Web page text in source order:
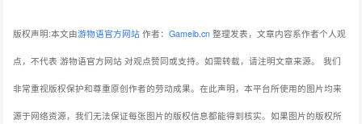
版权声明:本文由游物语官方网站 作者：Gameib.cn 整理发表，文章内容系作者个人观
点，不代表 游物语官方网站 对观点赞同或支持。如需转载，请注明文章来源。 我们
非常重视版权保护和尊重原创作者的劳动成果。在此声明，本平台所使用的图片均来
源于网络资源，我们无法保证每张图片的版权信息都能得到核实。如果图片的版权所